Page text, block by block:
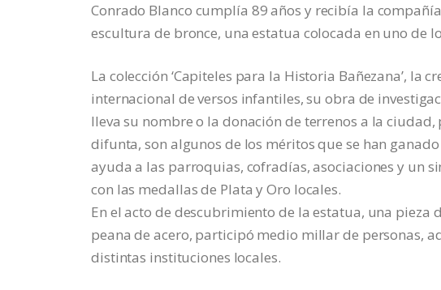
Conrado Blanco cumplía 89 años y recibía la
escultura de bronce, una estatua colocada en uno de
La colección ‘Capiteles para la Historia Bañezana’, la
internacional de versos infantiles, su obra de
lleva su nombre o la donación de terrenos a la
difunta, son algunos de los méritos que se han
ayuda a las parroquias, cofradías, asociaciones y un
con las medallas de Plata y Oro locales.
En el acto de descubrimiento de la estatua, una pieza
peana de acero, participó medio millar de personas,
distintas instituciones locales.